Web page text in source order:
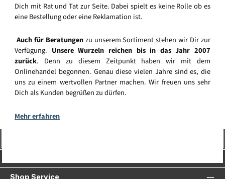
Dich mit Rat und Tat zur Seite. Dabei spielt es keine Rolle ob es
eine Bestellung oder eine Reklamation ist.
Auch für Beratungenzu unserem Sortiment stehen wir Dir zur
Verfügung. Unsere Wurzeln reichen bis in das Jahr 2007
zurück. Denn zu diesem Zeitpunkt haben wir mit dem
Onlinehandel begonnen. Genau diese vielen Jahre sind es, die
uns zu einem wertvollen Partner machen. Wir freuen uns sehr
Dich als Kunden begrüßen zu dürfen.
Mehr erfahren
Shop Service